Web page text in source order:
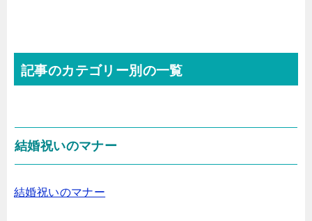
記事のカテゴリー別の一覧
結婚祝いのマナー
結婚祝いのマナー